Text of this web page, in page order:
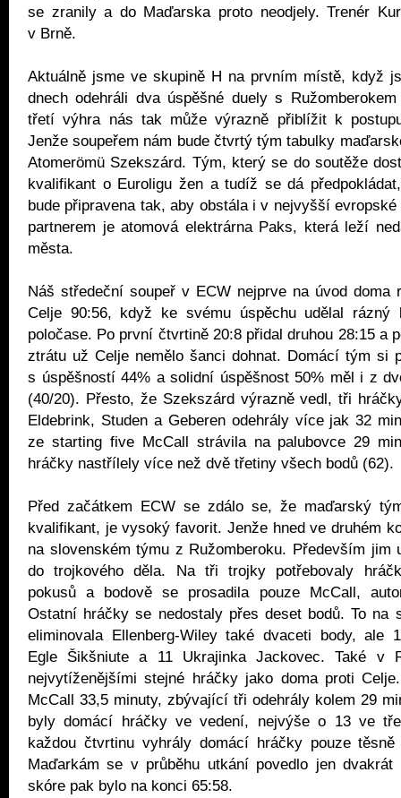
se zranily a do Maďarska proto neodjely. Trenér
v Brně.
Aktuálně jsme ve skupině H na prvním místě, když
dnech odehráli dva úspěšné duely s
třetí výhra nás tak může výrazně přiblížit k
Jenže soupeřem nám bude čtvrtý tým tabulky
Atomerömü Szekszárd. Tým, který se do soutěže
kvalifikant o Euroligu žen a tudíž se dá
bude připravena tak, aby obstála i v nejvyšší
partnerem je atomová elektrárna Paks, která leží
města.
Náš středeční soupeř v ECW nejprve na úvod doma
Celje 90:56, když ke svému úspěchu udělal
poločase. Po první čtvrtině 20:8 přidal druhou 28:15 a
ztrátu už Celje nemělo šanci dohnat. Domácí tým si
s úspěšností 44% a solidní úspěšnost 50% měl i z
(40/20). Přesto, že Szekszárd výrazně vedl, tři
Eldebrink, Studen a Geberen odehrály více jak 32
ze starting five McCall strávila na palubovce 29
hráčky nastřílely více než dvě třetiny všech bodů (62).
Před začátkem ECW se zdálo se, že maďarský
kvalifikant, je vysoký favorit. Jenže hned ve druhém
na slovenském týmu z Ružomberoku. Především jim
do trojkového děla. Na tři trojky potřebovaly
pokusů a bodově se prosadila pouze McCall,
Ostatní hráčky se nedostaly přes deset bodů. To na
eliminovala Ellenberg-Wiley také dvaceti body, ale
Egle Šikšniute a 11 Ukrajinka Jackovec. Také v
nejvytíženějšími stejné hráčky jako doma proti
McCall 33,5 minuty, zbývající tři odehrály kolem 29
byly domácí hráčky ve vedení, nejvýše o 13 ve
každou čtvrtinu vyhrály domácí hráčky pouze
Maďarkám se v průběhu utkání povedlo jen dvakrát
skóre pak bylo na konci 65:58.